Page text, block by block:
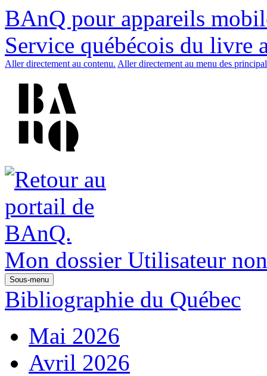
BAnQ pour appareils
Service québécois du livre
Aller directement au contenu. Aller directement au menu des
Mon dossier Utilisateur
Sous-menu
Bibliographie du Québec
Mai 2026
Avril 2026